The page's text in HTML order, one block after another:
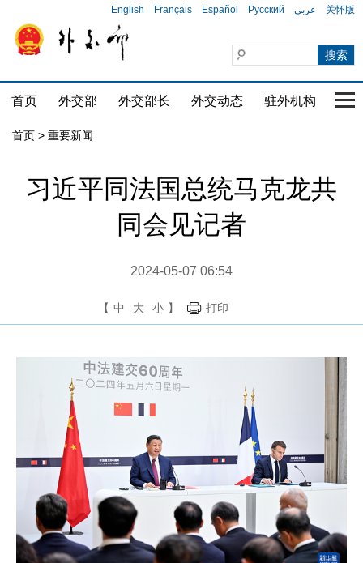
English Français Español Русский عربي 关怀版
首页 外交部 外交部长 外交动态 驻外机构 国
首页 > 重要新闻
习近平同法国总统马克龙共
同会见记者
2024-05-07 06:54
【 中 大 小 】 打印